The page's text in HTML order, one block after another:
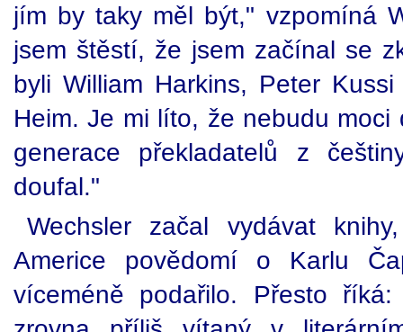
jím by taky měl být," vzpomíná
jsem štěstí, že jsem začínal se
byli William Harkins, Peter
Heim. Je mi líto, že nebudu
generace překladatelů z
doufal."
Wechsler začal vydávat
Americe povědomí o Karlu
víceméně podařilo. Přesto